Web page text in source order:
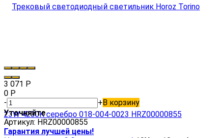
3 071 Р
0 Р
-
+В корзину
Уточняйте
Артикул: HRZ00000855
Гарантия лучшей цены!